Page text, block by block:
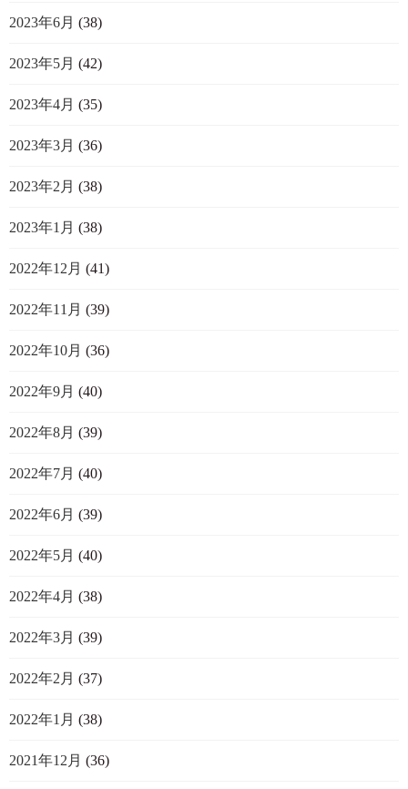
2023年6月 (38)
2023年5月 (42)
2023年4月 (35)
2023年3月 (36)
2023年2月 (38)
2023年1月 (38)
2022年12月 (41)
2022年11月 (39)
2022年10月 (36)
2022年9月 (40)
2022年8月 (39)
2022年7月 (40)
2022年6月 (39)
2022年5月 (40)
2022年4月 (38)
2022年3月 (39)
2022年2月 (37)
2022年1月 (38)
2021年12月 (36)